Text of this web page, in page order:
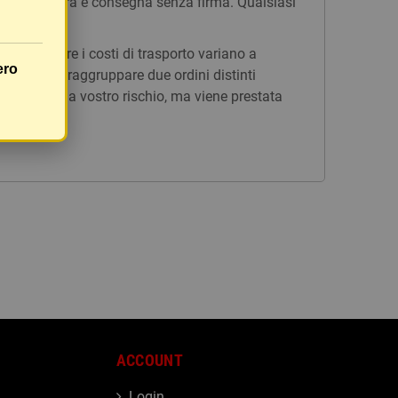
mentre i costi di trasporto variano a
possibile raggruppare due ordini distinti
inviato a vostro rischio, ma viene prestata
ACCOUNT